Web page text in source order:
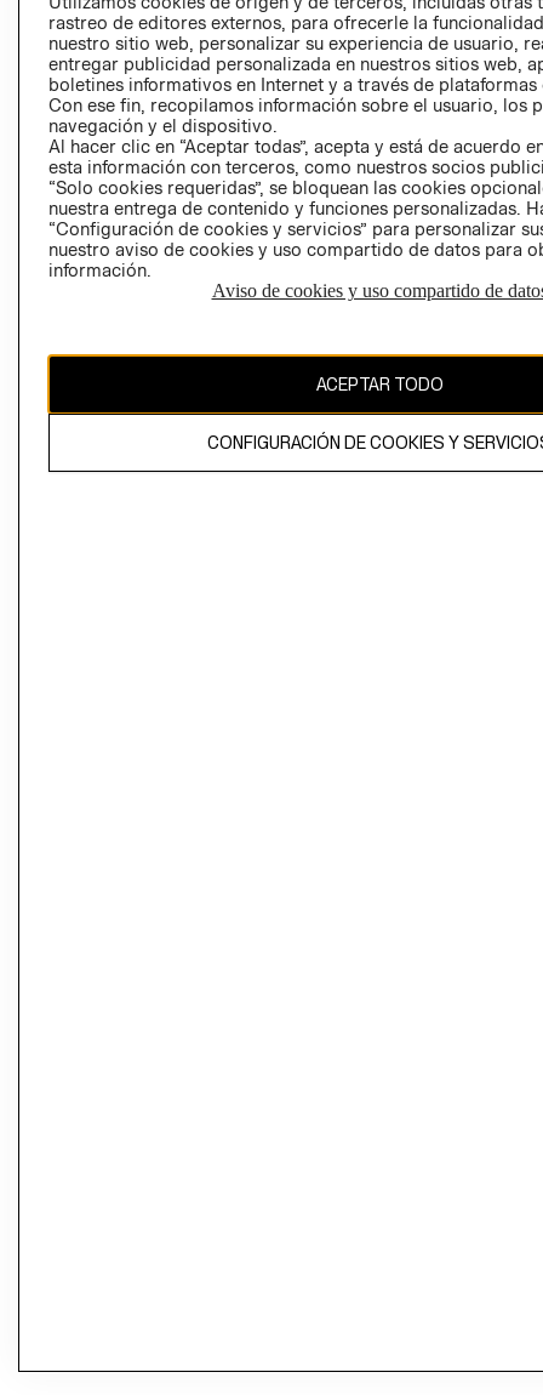
AVISO DE
PRIVACIDAD
GIFT CARD
AVISO DE
CAMBIAR REGIÓN
rastreo de editores externos, para ofrecerle la
nuestro sitio web, personalizar su experiencia de usuario,
entregar publicidad personalizada en nuestros sitios web,
boletines informativos en Internet y a través de plataformas
Con ese fin, recopilamos información sobre el usuario, los
navegación y el dispositivo.
Al hacer clic en “Aceptar todas”, acepta y está de acuerdo
esta información con terceros, como nuestros socios
“Solo cookies requeridas”, se bloquean las cookies
nuestra entrega de contenido y funciones personalizadas.
“Configuración de cookies y servicios” para personalizar
nuestro aviso de cookies y uso compartido de datos para
información.
Aviso de cookies y uso compartido de
ACEPTAR TODO
CONFIGURACIÓN DE COOKIES Y